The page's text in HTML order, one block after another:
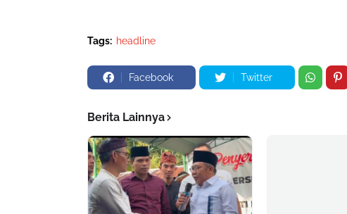
Tags: headline
Facebook Twitter
Berita Lainnya